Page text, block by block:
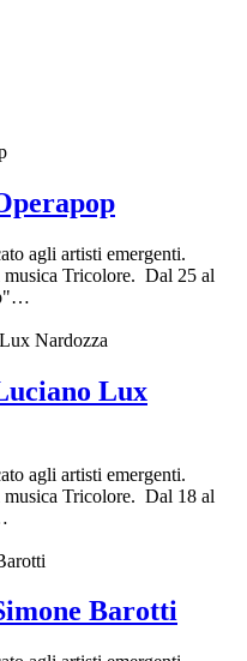
agli artisti emergenti.
musica Tricolore. Dal 25 al
…
Lux
agli artisti emergenti.
musica Tricolore. Dal 18 al
Barotti